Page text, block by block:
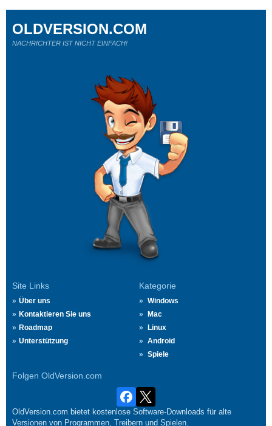
Site Links
Über uns
Kontaktieren Sie uns
Roadmap
Unterstützung
Kategorie
Windows
Mac
Linux
Android
Spiele
Folgen OldVersion.com
OLDVERSION.COM
NACHRICHTER IST NICHT EINFACH!
OldVersion.com bietet kostenlose Software-Downloads für alte
Versionen von Programmen, Treibern und Spielen.